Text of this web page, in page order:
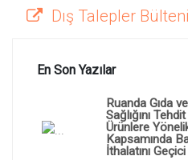
Dış Talepler Bülteni
En Son Yazılar
Ruanda Gıda
Sağlığını
Ürünlere
Kapsamında
İthalatını